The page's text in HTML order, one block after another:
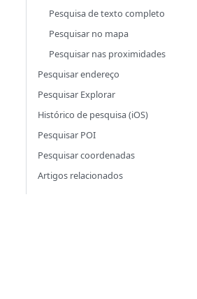
Pesquisa de texto completo
Pesquisar no mapa
Pesquisar nas proximidades
Pesquisar endereço
Pesquisar Explorar
Histórico de pesquisa (iOS)
Pesquisar POI
Pesquisar coordenadas
Artigos relacionados